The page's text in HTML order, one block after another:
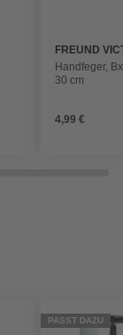
FREUND
Handfeger,
30 cm
4,99 €
PASST DAZU